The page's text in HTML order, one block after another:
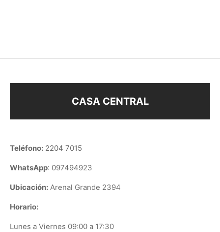
CASA CENTRAL
Teléfono: 2204 7015
WhatsApp: 097494923
Ubicación: Arenal Grande 2394
Horario:
Lunes a Viernes 09:00 a 17:30